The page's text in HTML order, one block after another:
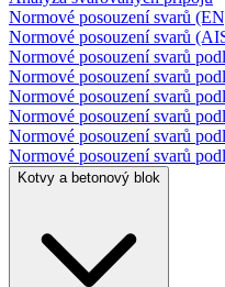
Normové posouzení svarů
Normové posouzení svarů
Normové posouzení svarů
Normové posouzení svarů
Normové posouzení svarů
Normové posouzení svarů
Normové posouzení svarů
Normové posouzení svarů
Kotvy a betonový blok